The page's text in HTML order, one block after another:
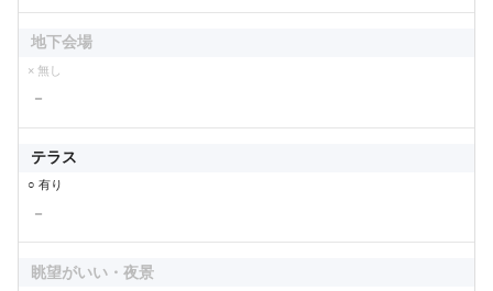
地下会場
× 無し
－
テラス
○ 有り
－
眺望がいい・夜景